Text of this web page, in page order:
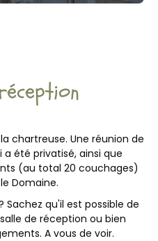
chartreuse. Une réunion de
a été privatisé, ainsi que
(au total 20 couchages)
Domaine.
Sachez qu'il est possible de
de réception ou bien
A vous de voir.